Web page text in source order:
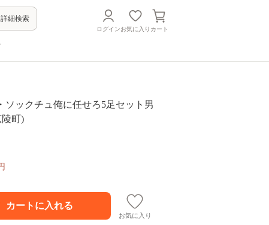
詳細検索
ログインお気に入り カート
ソックチュ俺に任せろ5足セット男
陵町)
お気に入り